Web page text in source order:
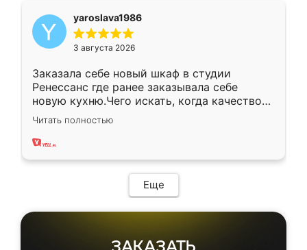
yaroslava1986
3 августа 2026
Заказала себе новый шкаф в студии
Ренессанс где ранее заказывала себе
новую кухню.Чего искать, когда качеством
вполне довольна. Служит кухня уже почти
два года, нареканий нет.
Читать полностью
Еще